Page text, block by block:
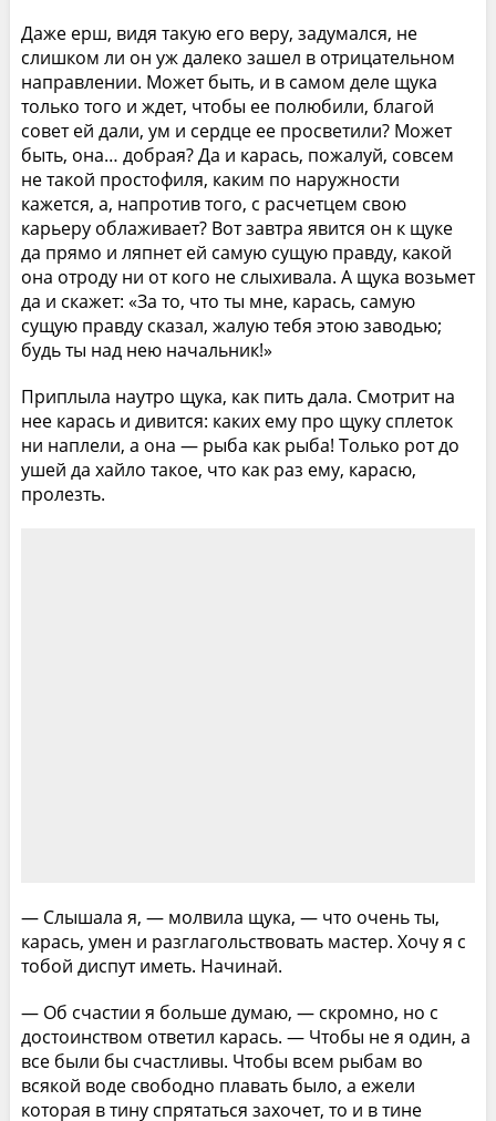
Даже ерш, видя такую его веру, задумался, не
слишком ли он уж далеко зашел в отрицательном
направлении. Может быть, и в самом деле щука
только того и ждет, чтобы ее полюбили, благой
совет ей дали, ум и сердце ее просветили? Может
быть, она… добрая? Да и карась, пожалуй, совсем
не такой простофиля, каким по наружности
кажется, а, напротив того, с расчетцем свою
карьеру облаживает? Вот завтра явится он к щуке
да прямо и ляпнет ей самую сущую правду, какой
она отроду ни от кого не слыхивала. А щука возьмет
да и скажет: «За то, что ты мне, карась, самую
сущую правду сказал, жалую тебя этою заводью;
будь ты над нею начальник!»
Приплыла наутро щука, как пить дала. Смотрит на
нее карась и дивится: каких ему про щуку сплеток
ни наплели, а она — рыба как рыба! Только рот до
ушей да хайло такое, что как раз ему, карасю,
пролезть.
— Слышала я, — молвила щука, — что очень ты,
карась, умен и разглагольствовать мастер. Хочу я с
тобой диспут иметь. Начинай.
— Об счастии я больше думаю, — скромно, но с
достоинством ответил карась. — Чтобы не я один, а
все были бы счастливы. Чтобы всем рыбам во
всякой воде свободно плавать было, а ежели
которая в тину спрятаться захочет, то и в тине